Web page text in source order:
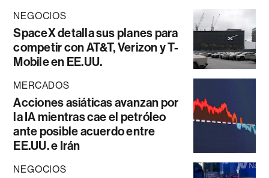
NEGOCIOS
SpaceX detalla sus planes para
competir con AT&T, Verizon y T-
Mobile en EE.UU.
MERCADOS
Acciones asiáticas avanzan por
la IA mientras cae el petróleo
ante posible acuerdo entre
EE.UU. e Irán
NEGOCIOS